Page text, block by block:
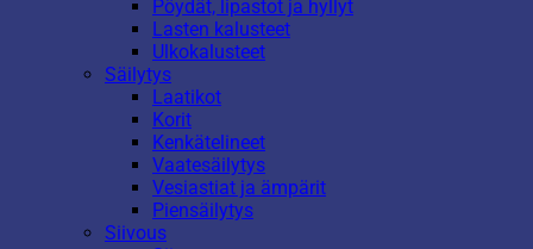
Pöydät, lipastot ja hyllyt
Lasten kalusteet
Ulkokalusteet
Säilytys
Laatikot
Korit
Kenkätelineet
Vaatesäilytys
Vesiastiat ja ämpärit
Piensäilytys
Siivous